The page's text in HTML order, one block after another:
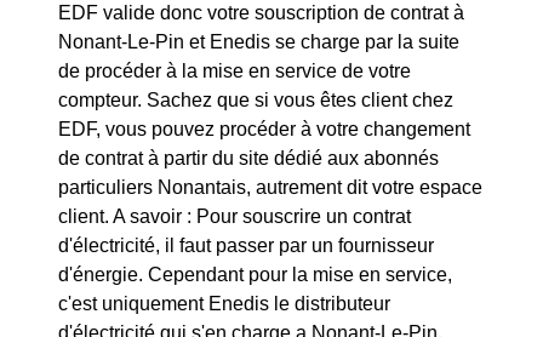
EDF valide donc votre souscription de contrat à
Nonant-Le-Pin et Enedis se charge par la suite
de procéder à la mise en service de votre
compteur. Sachez que si vous êtes client chez
EDF, vous pouvez procéder à votre changement
de contrat à partir du site dédié aux abonnés
particuliers Nonantais, autrement dit votre espace
client. A savoir : Pour souscrire un contrat
d'électricité, il faut passer par un fournisseur
d'énergie. Cependant pour la mise en service,
c'est uniquement Enedis le distributeur
d'électricité qui s'en charge a Nonant-Le-Pin.